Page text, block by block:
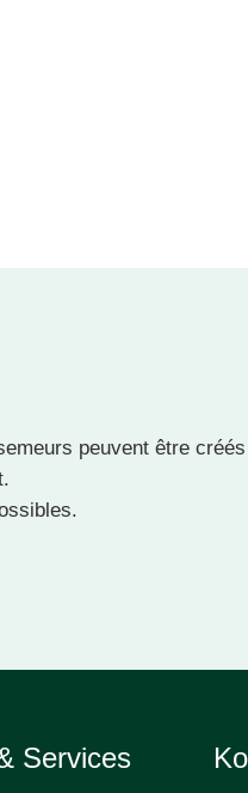
peuvent être
Services